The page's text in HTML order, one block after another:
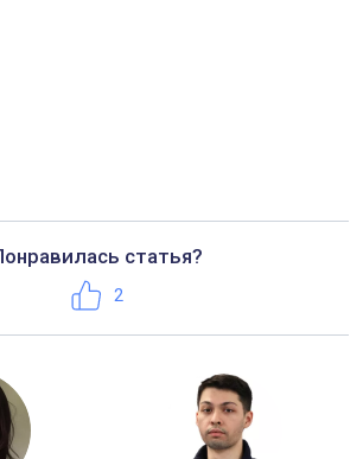
50-56 статья?
Нравится
2